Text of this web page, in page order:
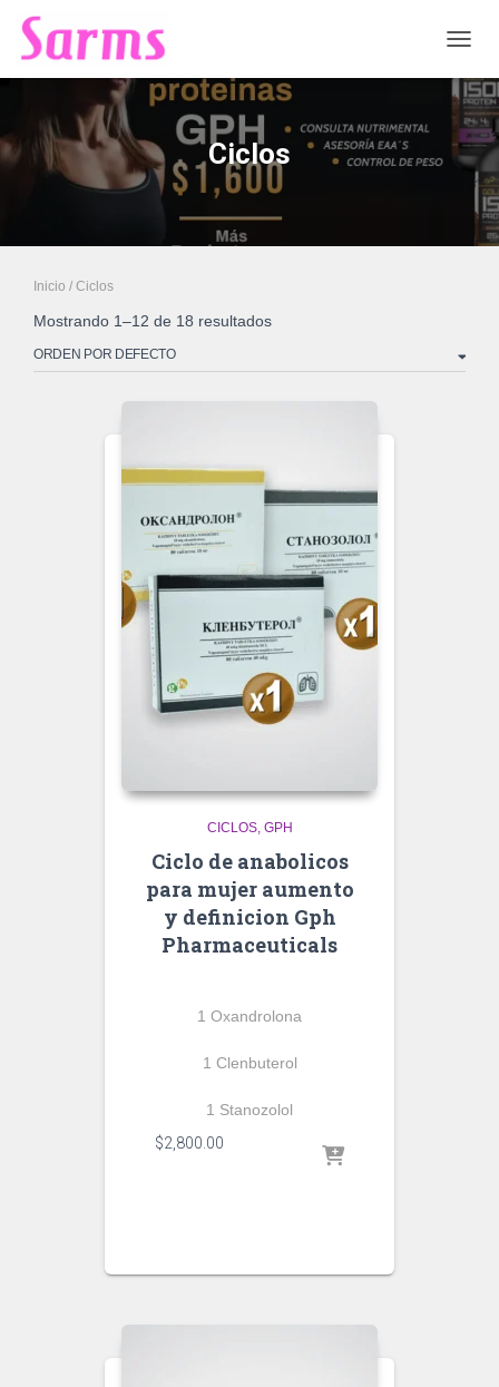
Ciclos
Inicio / Ciclos
Mostrando 1–12 de 18 resultados
CICLOS GPH
Ciclo de anabolicos
para mujer aumento
y definicion Gph
Pharmaceuticals
1 Oxandrolona
1 Clenbuterol
1 Stanozolol
$2,800.00